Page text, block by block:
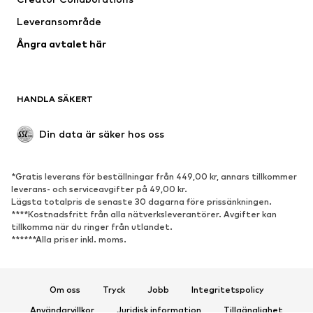
Badkläder
Tillfällen
Upcycling
Nytt
Boots & stövlar
Lågskor
Sportkläder
Sporttyper
Sportskor
ACCESSOARER
Leveransområde
Ångra avtalet här
HANDLA SÄKERT
Din data är säker hos oss
*Gratis leverans för beställningar från 449,00 kr, annars tillkommer
leverans- och serviceavgifter på 49,00 kr.
Lägsta totalpris de senaste 30 dagarna före prissänkningen.
****Kostnadsfritt från alla nätverksleverantörer. Avgifter kan
tillkomma när du ringer från utlandet.
******Alla priser inkl. moms.
Om oss Tryck Jobb
Integritetspolicy
Användarvillkor
Juridisk information Tillgänglighet